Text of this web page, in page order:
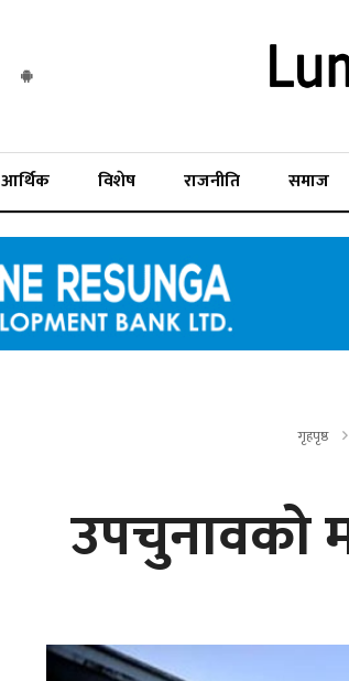
आर्थिक विशेष राजनीति समाज
गृहपृष्ठ
उपचुनावको